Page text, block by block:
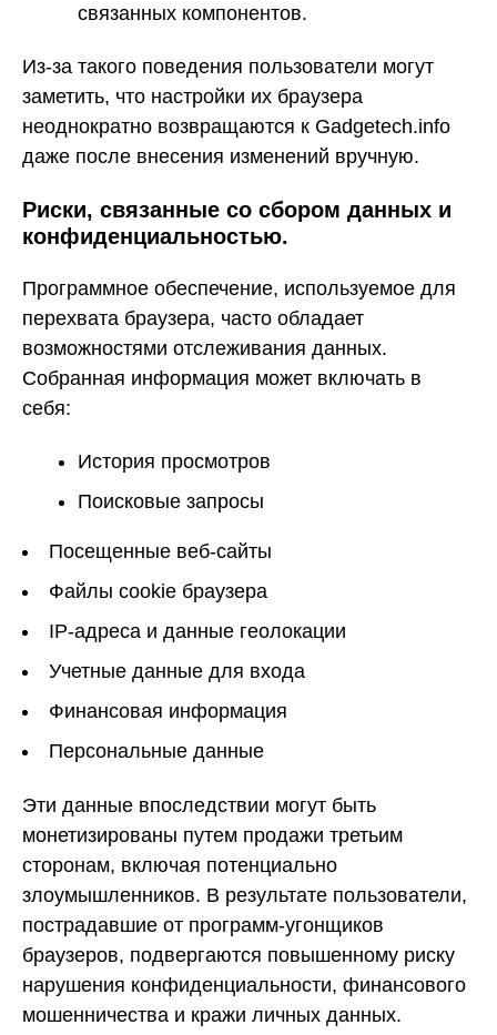
связанных компонентов.
Из-за такого поведения пользователи могут
заметить, что настройки их браузера
неоднократно возвращаются к Gadgetech.info
даже после внесения изменений вручную.
Риски, связанные со сбором данных и
конфиденциальностью.
Программное обеспечение, используемое для
перехвата браузера, часто обладает
возможностями отслеживания данных.
Собранная информация может включать в
себя:
История просмотров
Поисковые запросы
Посещенные веб-сайты
Файлы cookie браузера
IP-адреса и данные геолокации
Учетные данные для входа
Финансовая информация
Персональные данные
Эти данные впоследствии могут быть
монетизированы путем продажи третьим
сторонам, включая потенциально
злоумышленников. В результате пользователи,
пострадавшие от программ-угонщиков
браузеров, подвергаются повышенному риску
нарушения конфиденциальности, финансового
мошенничества и кражи личных данных.